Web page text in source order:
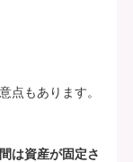
点もあります。
は資産が固定さ